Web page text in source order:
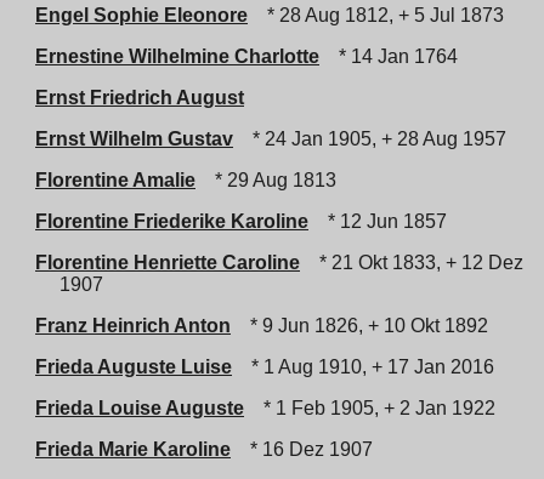
Engel Sophie Eleonore
* 28 Aug 1812, + 5 Jul 1873
Ernestine Wilhelmine Charlotte
* 14 Jan 1764
Ernst Friedrich August
Ernst Wilhelm Gustav
* 24 Jan 1905, + 28 Aug 1957
Florentine Amalie
* 29 Aug 1813
Florentine Friederike Karoline
* 12 Jun 1857
Florentine Henriette Caroline
* 21 Okt 1833, + 12 Dez
1907
Franz Heinrich Anton
* 9 Jun 1826, + 10 Okt 1892
Frieda Auguste Luise
* 1 Aug 1910, + 17 Jan 2016
Frieda Louise Auguste
* 1 Feb 1905, + 2 Jan 1922
Frieda Marie Karoline
* 16 Dez 1907